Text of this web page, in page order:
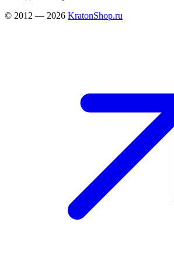
© 2012 — 2026 KratonShop.ru